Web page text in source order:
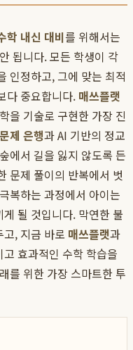
학 내신 대비를 위해서는
됩니다. 모든 학생이 각
인정하고, 그에 맞는 최적
다 중요합니다. 매쓰플랫
을 기술로 구현한 가장 진
제 은행과 AI 기반의 정교
에서 길을 잃지 않도록 든
문제 풀이의 반복에서 벗
복하는 과정에서 아이는
될 것입니다. 막연한 불
, 지금 바로 매쓰플랫과
효과적인 수학 학습을
를 위한 가장 스마트한 투